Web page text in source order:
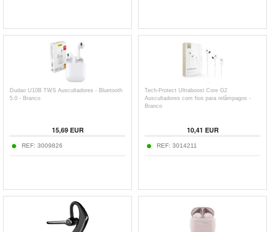
Dudao U10B TWS Auscultadores - Bluetooth
5.0 - Branco
15,69EUR
REF: 3009826
Tech-Protect Ultraboost Core G2
Auscultadores com fios para relâmpagos -
Branco
10,41 EUR
REF: 3014211